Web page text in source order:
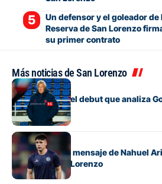
Un defensor y el goleador de
Reserva de San Lorenzo
su primer contrato
Más noticias de San Lorenzo
Fútbol
Los cambios y el debut que analiza
con Huracán
Fútbol
El conmovedor mensaje de Nahuel
a jugar en San Lorenzo